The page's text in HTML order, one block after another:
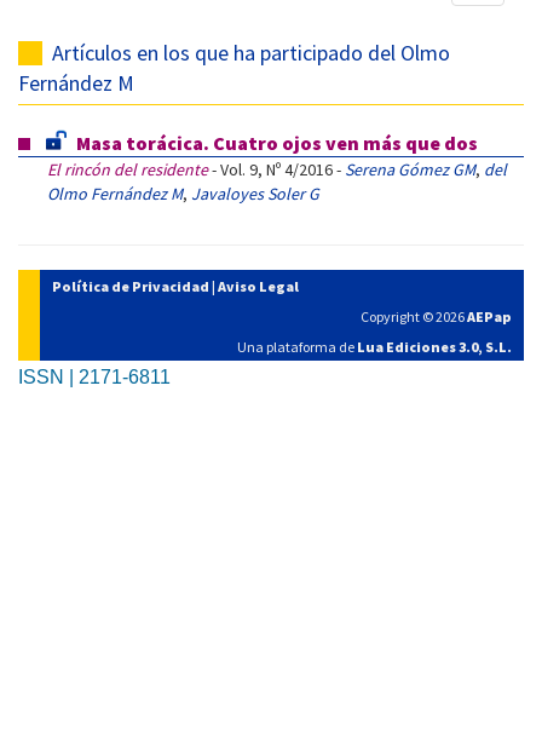
menú
Artículos en los que ha participado del Olmo
Fernández M
Masa torácica. Cuatro ojos ven más que dos
El rincón del residente- Vol. 9, Nº 4/2016 - Serena Gómez GM, del
Olmo Fernández M, Javaloyes Soler G
Política de Privacidad | Aviso Legal
Copyright © 2026AEPap
Una plataforma de Lua Ediciones 3.0, S.L.
ISSN | 2171-6811